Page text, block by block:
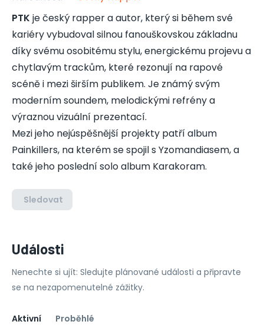
PTK je český rapper a autor, který si během své
kariéry vybudoval silnou fanouškovskou základnu
díky svému osobitému stylu, energickému projevu a
chytlavým trackům, které rezonují na rapové
scéně i mezi širším publikem. Je známý svým
moderním soundem, melodickými refrény a
výraznou vizuální prezentací.
Mezi jeho nejúspěšnější projekty patří album
Painkillers, na kterém se spojil s Yzomandiasem, a
také jeho poslední solo album Karakoram.
Sledovat
Události
Nenechte si ujít: Sledujte plánované události a připravte
se na nezapomenutelné zážitky.
Aktivní Proběhlé